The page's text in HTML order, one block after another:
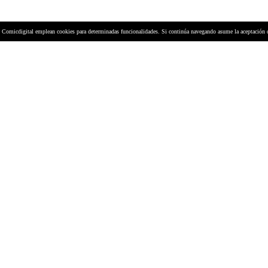
emplean cookies para determinadas funcionalidades. Si continúa navegando asume la aceptación